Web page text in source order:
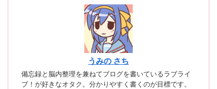
うみの さち
備忘録と脳内整理を兼ねてブログを書いているラブライ
ブ！が好きなオタク。分かりやすく書くのが目標です。